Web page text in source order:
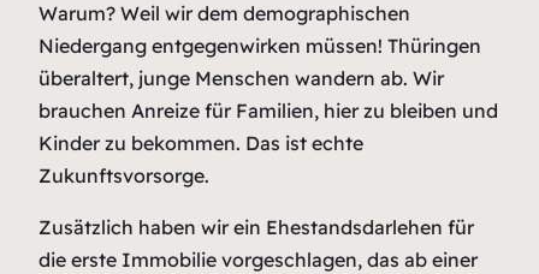
Warum? Weil wir dem demographischen
Niedergang entgegenwirken müssen! Thüringen
überaltert, junge Menschen wandern ab. Wir
brauchen Anreize für Familien, hier zu bleiben und
Kinder zu bekommen. Das ist echte
Zukunftsvorsorge.
Zusätzlich haben wir ein Ehestandsdarlehen für
die erste Immobilie vorgeschlagen, das ab einer